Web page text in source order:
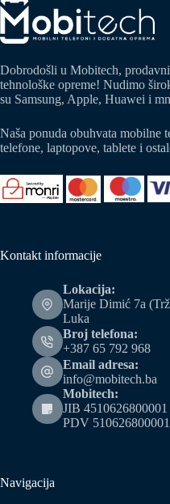
Dobrodošli u Mobitech,
tehnološke opreme! Nudimo
su Samsung, Apple, Huawei i
Naša ponuda obuhvata mobilne
telefone, laptopove, tablete i
Kontakt informacije
Lokacija:
Marije Dimić 7a
Luka
Broj telefona:
+387 65 792 968
Email adresa:
info@mobitech.ba
Mobitech:
JIB 4510626800001
PDV 510626800001
Navigacija